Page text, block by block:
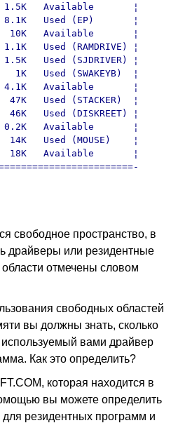
1.5K   Available       ¦
Used (EP)       ¦
10K   Available       ¦
Used (RAMDRIVE) ¦
Used (SJDRIVER) ¦
Used (SWAKEYB)  ¦
4.1K   Available       ¦
Used (STACKER)  ¦
Used (DISKREET) ¦
0.2K   Available       ¦
Used (MOUSE)    ¦
18K   Available       ¦
свободное пространство, в
драйверы или резидентные
отмечены словом
свободных областей
вы должны знать, сколько
вами драйвер
Как это определить?
которая находится в
вы можете определить
резидентных программ и